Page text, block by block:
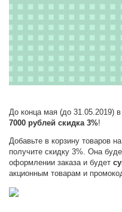
До конца мая (до 31.05.2019) в
7000 рублей скидка 3%!
Добавьте в корзину товаров
получите скидку 3%. Она
оформлении заказа и будет
акционным товарам и